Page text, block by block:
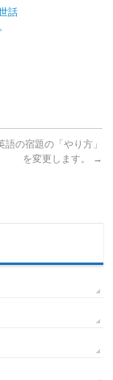
話
語の宿題の「やり方」
を変更します。
→